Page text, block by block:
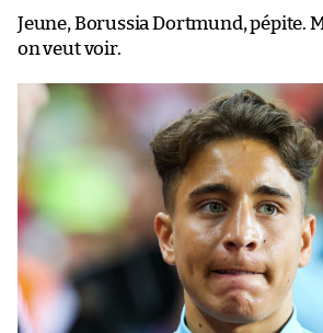
Jeune, Borussia Dortmund, pépite.
on veut voir.